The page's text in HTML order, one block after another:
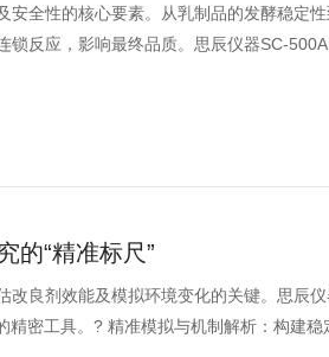
安全性的核心要素。从乳制品的发酵稳定
锁反应，影响最终品质。思辰仪器SC-
的“精准标尺”
改良剂效能及模拟环境变化的关键。思辰仪
密工具。? 精准模拟与机制解析：构建稳